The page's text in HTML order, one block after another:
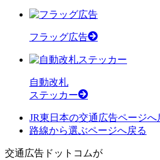
フラッグ広告
自動改札
ステッカー
JR東日本の交通広告ページへ
路線から選ぶページへ戻る
交通広告ドットコムが